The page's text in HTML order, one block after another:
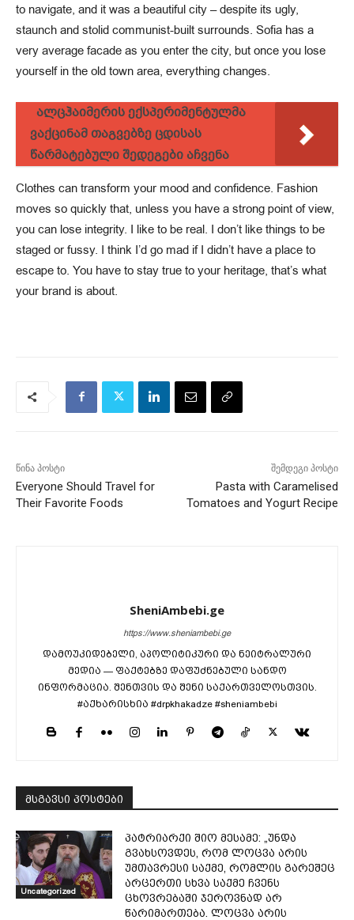
to navigate, and it was a beautiful city – despite its ugly,
staunch and stolid communist-built surrounds. Sofia has a
very average facade as you enter the city, but once you lose
yourself in the old town area, everything changes.
ალცჰაიმერის ექსპერიმენტულმა
ვაქცინამ თაგვებზე ცდისას
წარმატებული შედეგები აჩვენა
Clothes can transform your mood and confidence. Fashion
moves so quickly that, unless you have a strong point of view,
you can lose integrity. I like to be real. I don’t like things to be
staged or fussy. I think I’d go mad if I didn’t have a place to
escape to. You have to stay true to your heritage, that’s what
your brand is about.
წინა პოსტი
Everyone Should Travel for
Their Favorite Foods
შემდეგი პოსტი
Pasta with Caramelised
Tomatoes and Yogurt Recipe
SheniAmbebi.ge
https://www.sheniambebi.ge
დამოუკიდებელი, აპოლიტიკური და ნეიტრალური
მედია — ფაქტებზე დაფუძნებული სანდო
ინფორმაცია. შენთვის და შენი საქართველოსთვის.
#აქხარისხია #drpkhakadze #sheniambebi
მსგავსი პოსტები
Uncategorized
პატრიარქი შიო მესამე: „უნდა
გვახსოვდეს, რომ ლოცვა არის
უმთავრესი საქმე, რომლის გარეშეც
არცერთი სხვა საქმე ჩვენს
ცხოვრებაში ჯეროვნად არ
წარიმართება. ლოცვა არის